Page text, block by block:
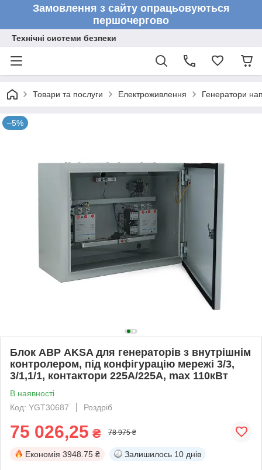
Замовлення з сайту опрацьовуються
першочергово
Технічні системи безпеки
Товари та послуги Електроживлення Генератори
–5%
Блок АВР AKSA для генераторів з внутрішнім
контролером, під конфігурацію мережі 3/3,
3/1,1/1, контактори 225A/225A, max 110кВт
В наявності
Код: YGT30687
Роздріб
75 026,25 ₴ 78 975 ₴
Економія 3948.75 ₴ Залишилось 10 днів